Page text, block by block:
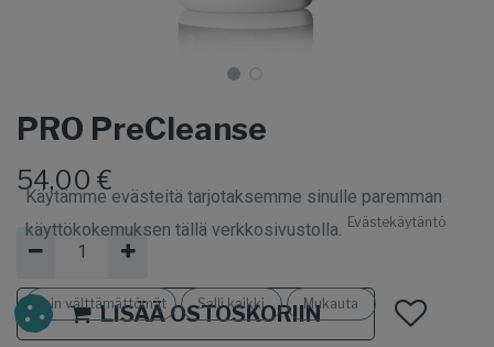
PRO PreCleanse
54,00 €
LISÄÄ OSTOSKORIIN
Käytämme evästeitä tarjotaksemme sinulle paremman
käyttökokemuksen tällä verkkosivustolla. Evästekäytäntö
Vain välttämättömät Salli kaikki Mukauta